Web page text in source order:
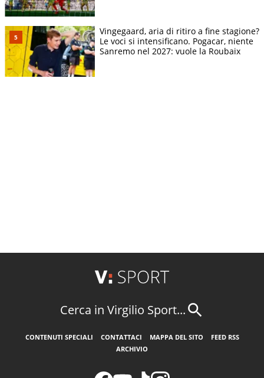
Vingegaard, aria di ritiro a fine stagione?
Le voci si intensificano. Pogacar, niente
Sanremo nel 2027: vuole la Roubaix
Cerca in Virgilio Sport...
CONTENUTI SPECIALI CONTATTACI MAPPA DEL SITO
FEED RSS
ARCHIVIO